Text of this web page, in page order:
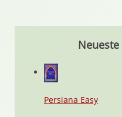
Persiana Easy